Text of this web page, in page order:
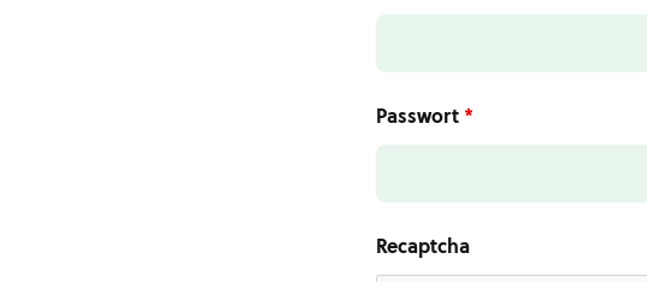
Passwort *
Recaptcha